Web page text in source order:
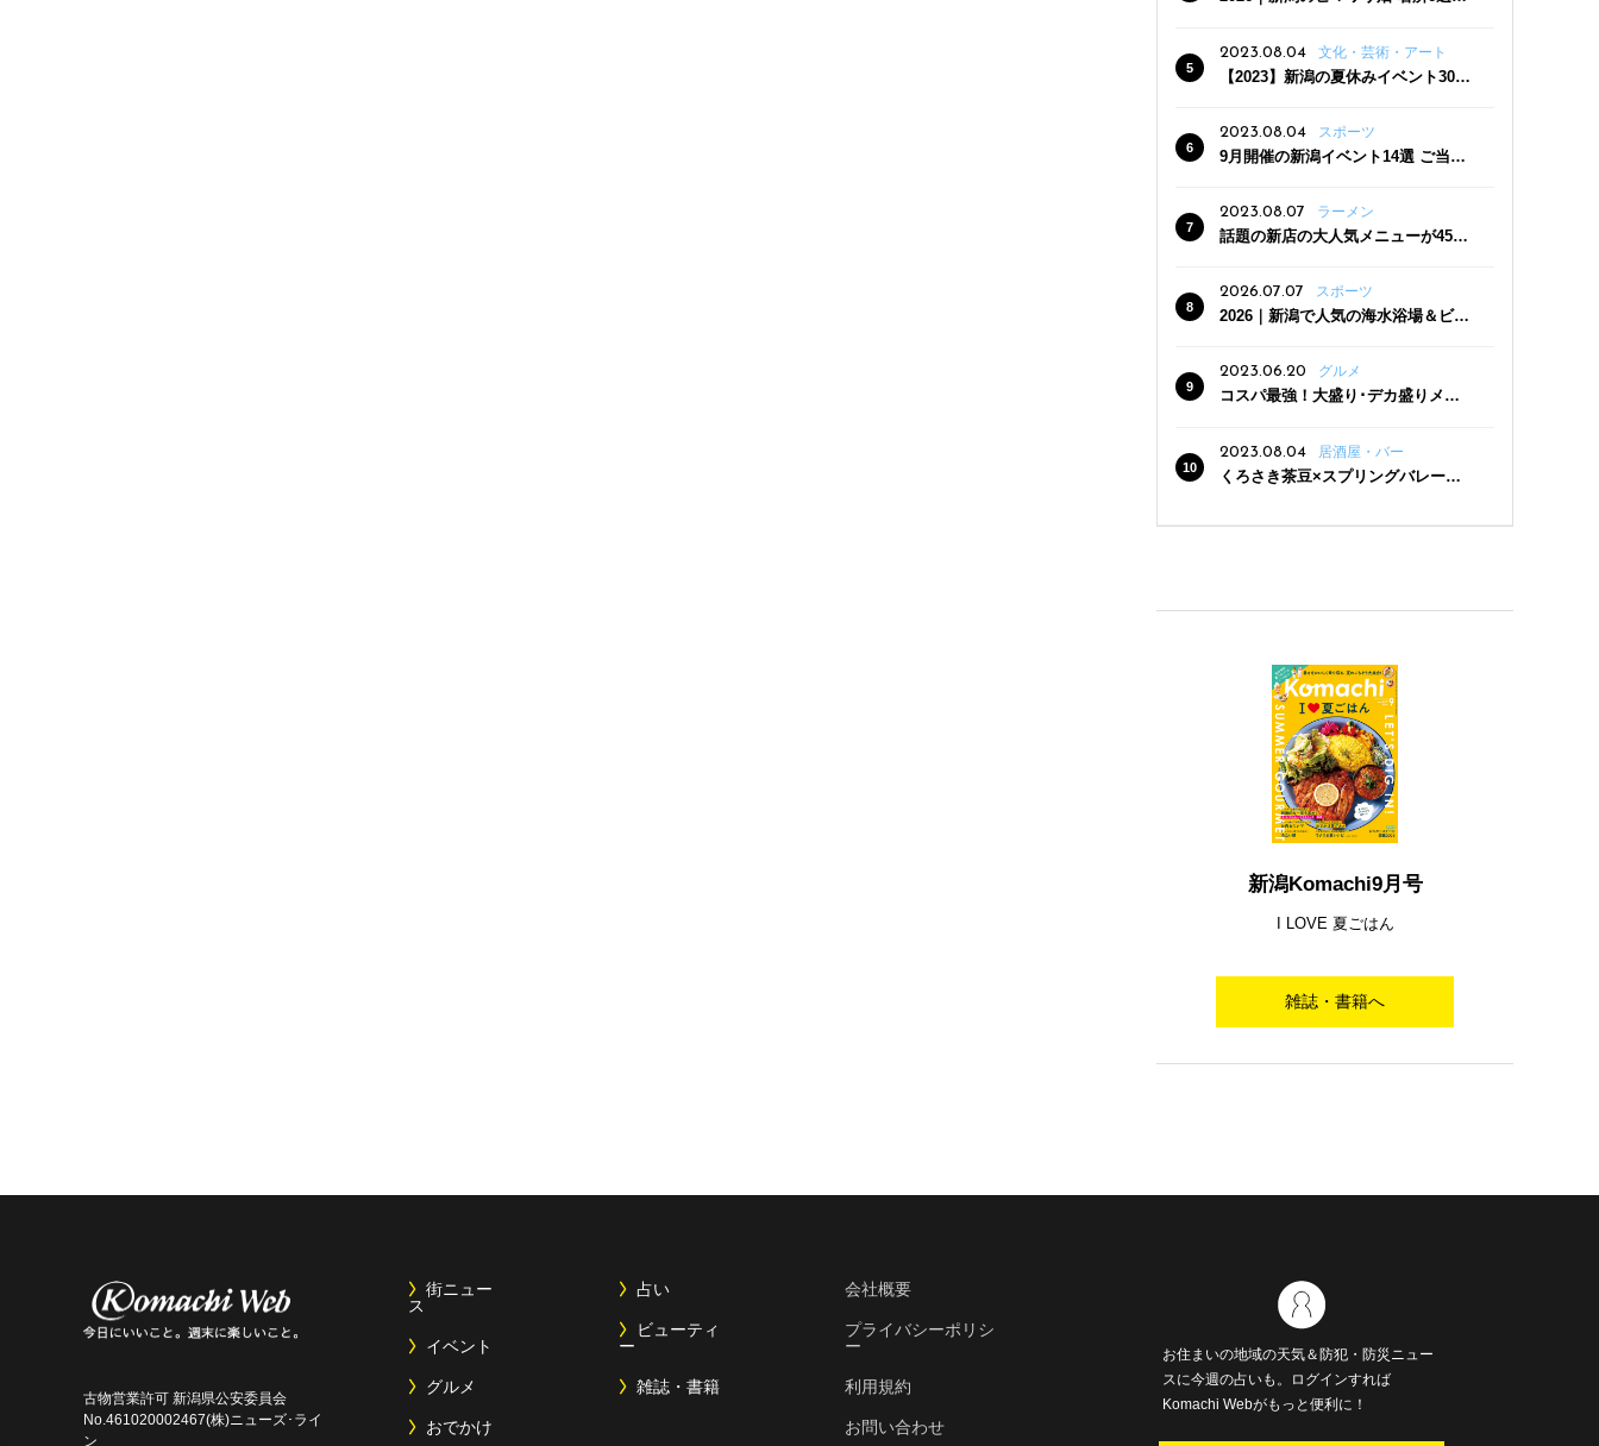
2023.08.04
文化・芸術・アート
【2023】新潟の夏休みイベント30
2023.08.04
スポーツ
9月開催の新潟イベント14選 ご当地
2023.08.07 ラーメン
話題の新店の大人気メニューが450
クーポン登場
2026.07.07 スポーツ
2026｜新潟で人気の海水浴場＆ビー
2023.06.20
グルメ
コスパ最強！大盛り･デカ盛りメニ
2023.08.04
居酒屋・バー
くろさき茶豆×スプリングバレー豊
新潟Komachi9月号
I LOVE 夏ごはん
雑誌・書籍へ
古物営業許可 新潟県公安委員会
No.461020002467(株)ニューズ･ライ
ン
街ニュー
ス
イベント
グルメ
おでかけ
占い
ビューティ
ー
雑誌・書籍
会社概要
プライバシーポリシ
ー
利用規約
お問い合わせ
お住まいの地域の天気＆防犯・防災ニュー
スに今週の占いも。ログインすれば
Komachi Webがもっと便利に！